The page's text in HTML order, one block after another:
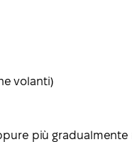
volanti)
più